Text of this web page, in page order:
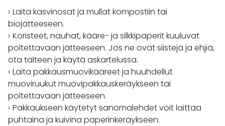
Laita kasvinosat ja mullat kompostiin tai
biojätteeseen.
Koristeet, nauhat, kääre- ja silkkipaperit kuuluvat
poltettavaan jätteeseen. Jos ne ovat siistejä ja ehjiä,
ota talteen ja käytä askartelussa.
Laita pakkausmuovikääreet ja huuhdellut
muoviruukut muovipakkauskeräykseen tai
poltettavaan jätteeseen.
Pakkaukseen käytetyt sanomalehdet voit laittaa
puhtaina ja kuivina paperinkeräykseen.